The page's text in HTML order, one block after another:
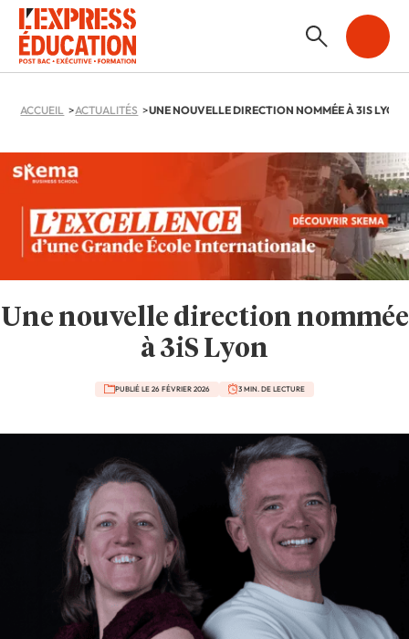
ACCUEIL ACTUALITÉS UNE NOUVELLE DIRECTION NOMMÉE À 3IS LYON
Une nouvelle direction nommée
à 3iS Lyon
PUBLIÉ LE 26 FÉVRIER 2026 3 MIN. DE LECTURE